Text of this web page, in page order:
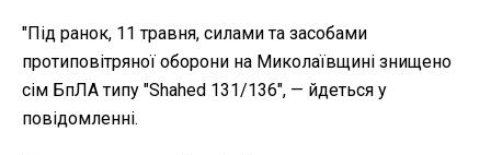
"Під ранок, 11 травня, силами та засобами
протиповітряної оборони на Миколаївщині знищено
сім БпЛА типу "Shahed 131/136", — йдеться у
повідомленні.